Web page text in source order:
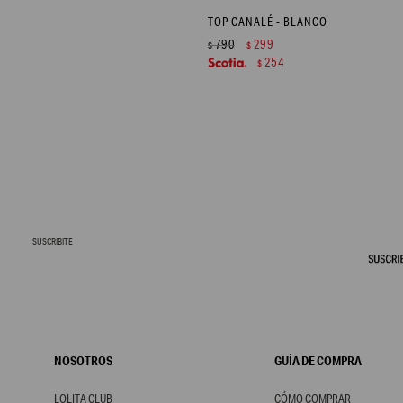
TOP CANALÉ - BLANCO
$790 $ 299
$ 254
SUSCRIBITE
NOSOTROS
LOLITA CLUB
GUÍA DE COMPRA
CÓMO COMPRAR